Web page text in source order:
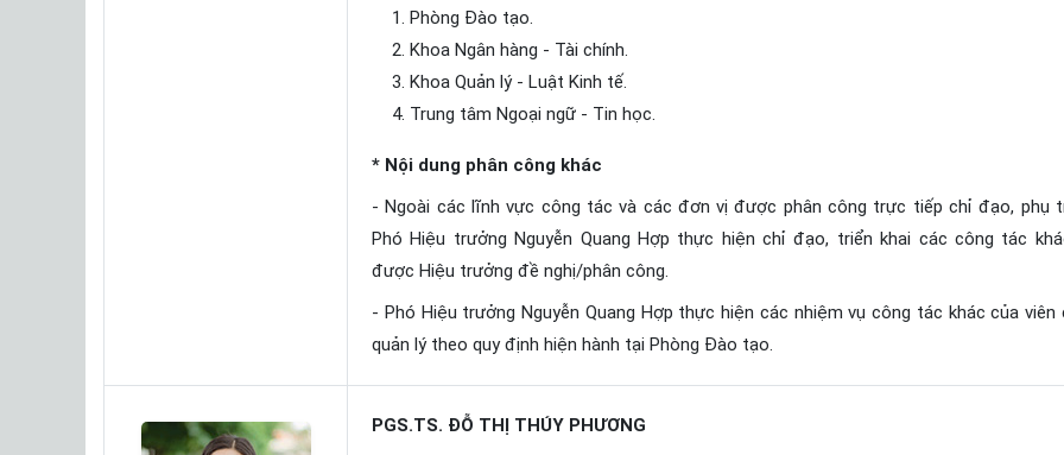
Phòng Đào tạo.
Khoa Ngân hàng - Tài chính.
Khoa Quản lý - Luật Kinh tế.
Trung tâm Ngoại ngữ - Tin học.
* Nội dung phân công khác
- Ngoài các lĩnh vực công tác và các đơn vị được phân công trực tiếp chỉ đạo, phụ
Phó Hiệu trưởng Nguyễn Quang Hợp thực hiện chỉ đạo, triển khai các công tác
được Hiệu trưởng đề nghị/phân công.
- Phó Hiệu trưởng Nguyễn Quang Hợp thực hiện các nhiệm vụ công tác khác của viên
quản lý theo quy định hiện hành tại Phòng Đào tạo.
PGS.TS. ĐỖ THỊ THÚY PHƯƠNG